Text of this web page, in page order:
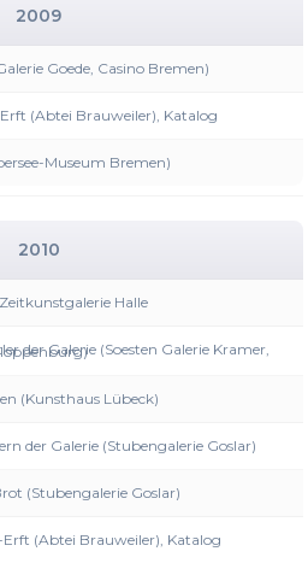
2009
Goede, Casino Bremen)
(Abtei Brauweiler), Katalog
Museum Bremen)
2010
Halle
Künstler der Galerie (Soesten Galerie Kramer, Cloppenburg)
(Kunsthaus Lübeck)
der Galerie (Stubengalerie Goslar)
(Stubengalerie Goslar)
(Abtei Brauweiler), Katalog